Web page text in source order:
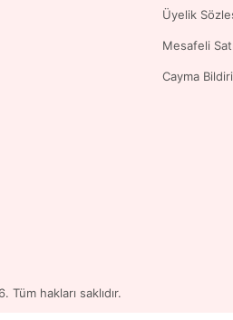
Üyelik
Mesafeli
Cayma
Tüm hakları saklıdır.